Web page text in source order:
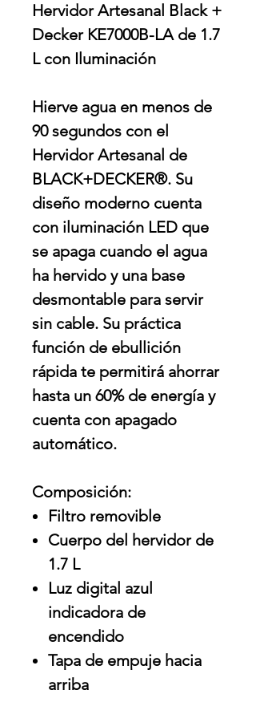
Hervidor Artesanal Black +
Decker KE7000B-LA de 1.7
L con Iluminación
Hierve agua en menos de
90 segundos con el
Hervidor Artesanal de
BLACK+DECKER®. Su
diseño moderno cuenta
con iluminación LED que
se apaga cuando el agua
ha hervido y una base
desmontable para servir
sin cable. Su práctica
función de ebullición
rápida te permitirá ahorrar
hasta un 60% de energía y
cuenta con apagado
automático.
Composición:
Filtro removible
Cuerpo del hervidor de
1.7 L
Luz digital azul
indicadora de
encendido
Tapa de empuje hacia
arriba